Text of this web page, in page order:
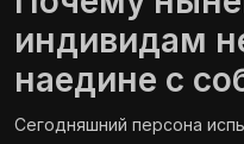
индивидам
наедине с
Сегодняшний персона